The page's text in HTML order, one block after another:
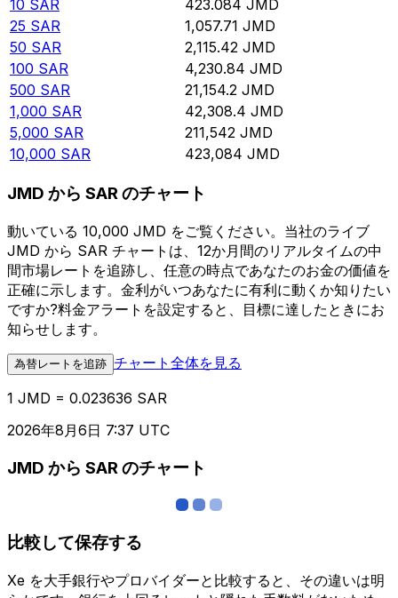
10 SAR 423.084 JMD
25 SAR 1,057.71 JMD
50 SAR 2,115.42 JMD
100 SAR 4,230.84 JMD
500 SAR 21,154.2 JMD
1,000 SAR 42,308.4 JMD
5,000 SAR 211,542 JMD
10,000 SAR 423,084 JMD
JMD から SAR のチャート
動いている 10,000 JMD をご覧ください。当社のライブ
JMD から SAR チャートは、12か月間のリアルタイムの中
間市場レートを追跡し、任意の時点であなたのお金の価値を
正確に示します。金利がいつあなたに有利に動くか知りたい
ですか?料金アラートを設定すると、目標に達したときにお
知らせします。
為替レートを追跡 チャート全体を見る
1 JMD = 0.023636 SAR
2026年8月6日 7:37 UTC
JMD から SAR のチャート
比較して保存する
Xe を大手銀行やプロバイダーと比較すると、その違いは明